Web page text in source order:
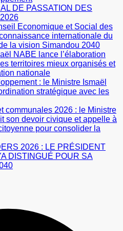
DE PASSATION DES
Economique et Social des
internationale du
la vision Simandou 2040
NABE lance l’élaboration
territoires mieux organisés et
nationale
: le Ministre Ismaël
stratégique avec les
communales 2026 : le Ministre
son devoir civique et appelle à
pour consolider la
2026 : LE PRÉSIDENT
DISTINGUÉ POUR SA